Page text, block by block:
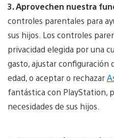
3. Aprovechen nuestra
controles parentales para
sus hijos. Los controles
privacidad elegida por una
gasto, ajustar
edad, o aceptar o rechazar
fantástica con PlayStation,
necesidades de sus hijos.